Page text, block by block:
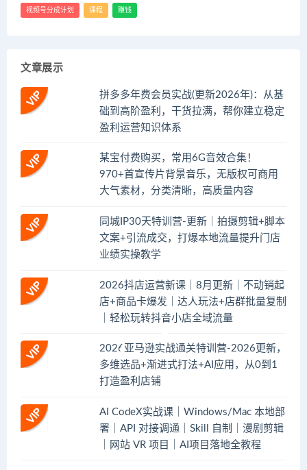
视频号分成计划 课程 赚钱
文章展示
拼多多年费会员实战(更新2026年)：从基
础到高阶盈利，干货拉满，帮你建立稳定
盈利运营知识体系
某宝付费购买，常用6G音效合集！
970+首宣传片背景音乐，无版权可商用
大气素材，分类清晰，高质量内容
同城IP30天特训营-更新｜拍摄剪辑+脚本
文案+引流成交，打爆本地流量提升门店
业绩实操教学
2026抖店运营新课｜8月更新｜不动销起
店+商品卡爆发｜达人玩法+店群批量复制
｜轻松玩转抖音小店全域流量
2026亚马逊实战通关特训营-2026更新，
多维选品+渐进式打法+AI应用，从0到1
打造盈利店铺
AI CodeX实战课｜Windows/Mac 本地部
署｜API 对接调通｜Skill 自制｜漫剧剪辑
｜网站 VR 项目｜AI项目落地全教程